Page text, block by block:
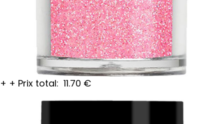
+ + Prix total: 11.70 €